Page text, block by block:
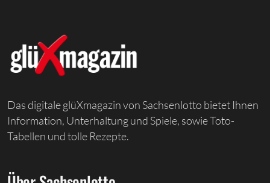
Das digitale glüXmagazin von Sachsenlotto bietet Ihnen
Information, Unterhaltung und Spiele, sowie Toto-
Tabellen und tolle Rezepte.